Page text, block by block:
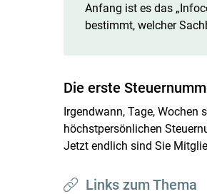
Anfang ist es das
bestimmt, welcher
Die erste
Irgendwann, Tage, Wochen
höchstpersönlichen
Jetzt endlich sind Sie
Links zum Thema